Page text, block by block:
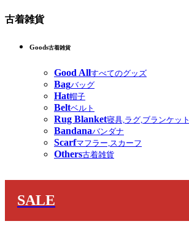
古着雑貨
Goods古着雑貨
Good Allすべてのグッズ
Bagバッグ
Hat帽子
Beltベルト
Rug Blanket寝具,ラグ,ブランケット
Bandanaバンダナ
Scarfマフラー,スカーフ
Others古着雑貨
SALE